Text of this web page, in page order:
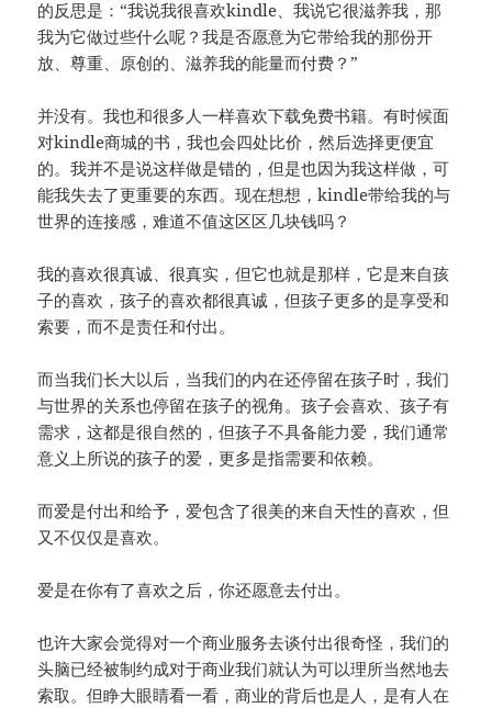
的反思是：“我说我很喜欢kindle、我说它很滋养我，那
我为它做过些什么呢？我是否愿意为它带给我的那份开
放、尊重、原创的、滋养我的能量而付费？”
并没有。我也和很多人一样喜欢下载免费书籍。有时候面
对kindle商城的书，我也会四处比价，然后选择更便宜
的。我并不是说这样做是错的，但是也因为我这样做，可
能我失去了更重要的东西。现在想想，kindle带给我的与
世界的连接感，难道不值这区区几块钱吗？
我的喜欢很真诚、很真实，但它也就是那样，它是来自孩
子的喜欢，孩子的喜欢都很真诚，但孩子更多的是享受和
索要，而不是责任和付出。
而当我们长大以后，当我们的内在还停留在孩子时，我们
与世界的关系也停留在孩子的视角。孩子会喜欢、孩子有
需求，这都是很自然的，但孩子不具备能力爱，我们通常
意义上所说的孩子的爱，更多是指需要和依赖。
而爱是付出和给予，爱包含了很美的来自天性的喜欢，但
又不仅仅是喜欢。
爱是在你有了喜欢之后，你还愿意去付出。
也许大家会觉得对一个商业服务去谈付出很奇怪，我们的
头脑已经被制约成对于商业我们就认为可以理所当然地去
索取。但睁大眼睛看一看，商业的背后也是人，是有人在